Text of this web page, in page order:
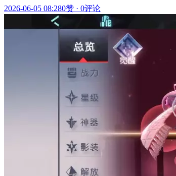
2026-06-05 08:280赞 · 0评论